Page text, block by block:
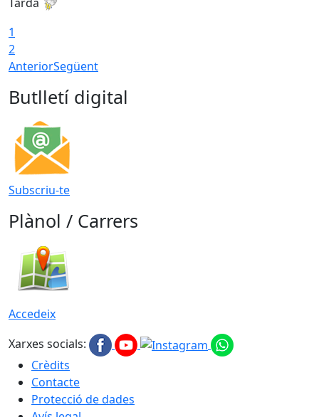
1
2
AnteriorSegüent
Butlletí digital
Subscriu-te
Plànol / Carrers
Accedeix
Xarxes socials:
Crèdits
Contacte
Protecció de dades